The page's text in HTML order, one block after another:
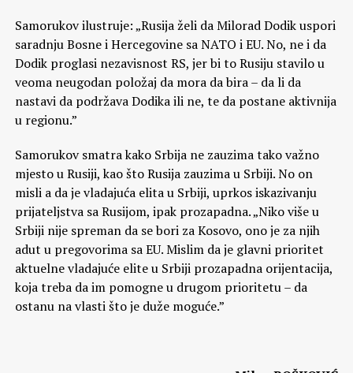
Samorukov ilustruje: „Rusija želi da Milorad Dodik uspori
saradnju Bosne i Hercegovine sa NATO i EU. No, ne i da
Dodik proglasi nezavisnost RS, jer bi to Rusiju stavilo u
veoma neugodan položaj da mora da bira – da li da
nastavi da podržava Dodika ili ne, te da postane aktivnija
u regionu.”
Samorukov smatra kako Srbija ne zauzima tako važno
mjesto u Rusiji, kao što Rusija zauzima u Srbiji. No on
misli a da je vladajuća elita u Srbiji, uprkos iskazivanju
prijateljstva sa Rusijom, ipak prozapadna. „Niko više u
Srbiji nije spreman da se bori za Kosovo, ono je za njih
adut u pregovorima sa EU. Mislim da je glavni prioritet
aktuelne vladajuće elite u Srbiji prozapadna orijentacija,
koja treba da im pomogne u drugom prioritetu – da
ostanu na vlasti što je duže moguće.”